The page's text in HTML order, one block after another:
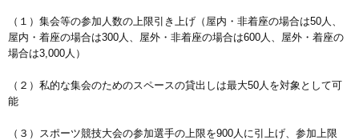
（１）集会等の参加人数の上限引き上げ（屋内・非着座の場合は50人、
屋内・着座の場合は300人、屋外・非着座の場合は600人、屋外・着座の
場合は3,000人）
（２）私的な集会のためのスペースの貸出しは最大50人を対象として可
能
（３）スポーツ競技大会の参加選手の上限を900人に引上げ、参加上限